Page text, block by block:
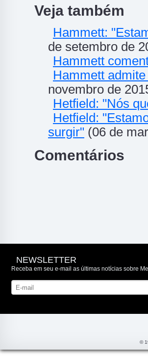
Veja também
Hammett:
de setembro de
Hammett
Hammett
novembro de
Hetfield: "Nós
Hetfield:
surgir" (06 de
Comentários
NEWSLETTER
Receba em seu e-mail as últimas notícias sobre
©